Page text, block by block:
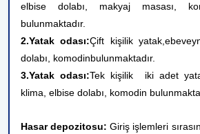
elbise dolabı, makyaj masası,
bulunmaktadır.
2.Yatak odası:Çift kişilik yatak,
dolabı, komodinbulunmaktadır.
3.Yatak odası:Tek kişilik iki adet
klima, elbise dolabı, komodin
Hasar depozitosu: Giriş işlemleri